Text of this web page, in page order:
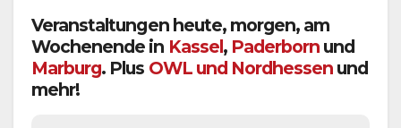
Veranstaltungen heute, morgen, am
Wochenende in Kassel, Paderborn und
Marburg. Plus OWL und Nordhessen und
mehr!